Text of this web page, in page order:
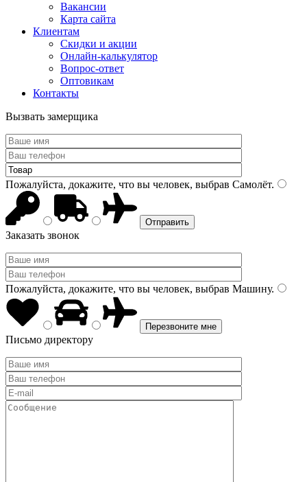
Вакансии
Карта сайта
Клиентам
Скидки и акции
Онлайн-калькулятор
Вопрос-ответ
Оптовикам
Контакты
Вызвать замерщика
Пожалуйста, докажите, что вы человек, выбрав Самолёт.
Заказать звонок
Пожалуйста, докажите, что вы человек, выбрав Машину.
Письмо директору